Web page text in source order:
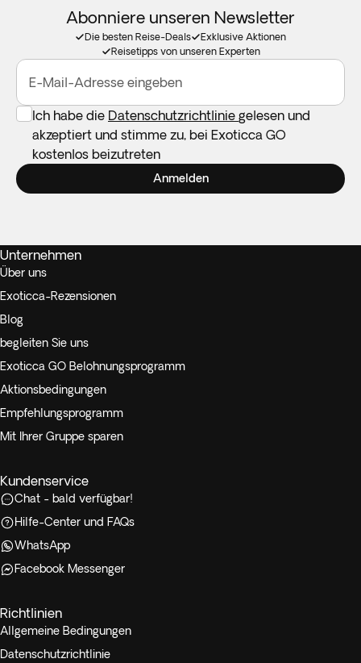
Abonniere unseren Newsletter
Die besten Reise-Deals
Exklusive Aktionen
Reisetipps von unseren Experten
E-Mail-Adresse eingeben
Ich habe die Datenschutzrichtlinie gelesen und
akzeptiert und stimme zu, bei Exoticca GO
kostenlos beizutreten
Anmelden
Unternehmen
Über uns
Exoticca-Rezensionen
Blog
begleiten Sie uns
Exoticca GO Belohnungsprogramm
Aktionsbedingungen
Empfehlungsprogramm
Mit Ihrer Gruppe sparen
Kundenservice
Chat - bald verfügbar!
Hilfe-Center und FAQs
WhatsApp
Facebook Messenger
Richtlinien
Allgemeine Bedingungen
Datenschutzrichtlinie